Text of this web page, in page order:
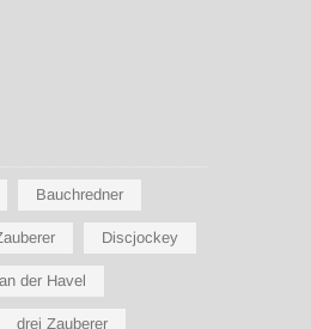
Bauchredner
Discjockey
der Havel
drei Zauberer